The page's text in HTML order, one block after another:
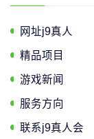
网址j9真人
精品项目
游戏新闻
服务方向
联系j9真人会